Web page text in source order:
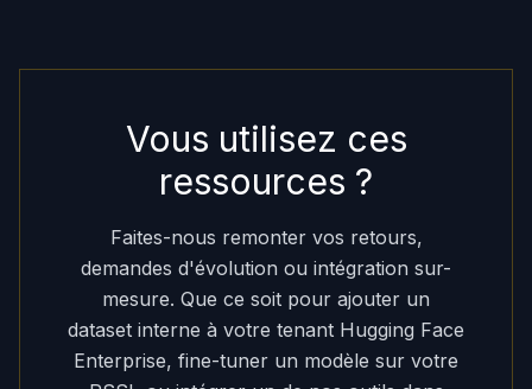
Vous utilisez ces
ressources ?
Faites-nous remonter vos retours,
demandes d'évolution ou intégration sur-
mesure. Que ce soit pour ajouter un
dataset interne à votre tenant Hugging Face
Enterprise, fine-tuner un modèle sur votre